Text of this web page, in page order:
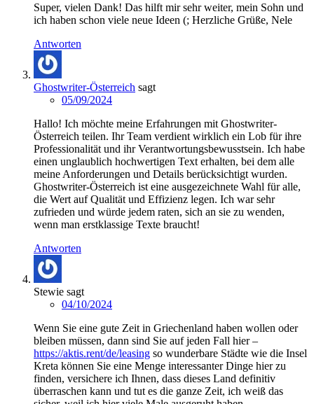
Super, vielen Dank! Das hilft mir sehr weiter, mein Sohn und
ich haben schon viele neue Ideen (; Herzliche Grüße, Nele
Antworten
Ghostwriter-Österreich sagt
05/09/2024
Hallo! Ich möchte meine Erfahrungen mit Ghostwriter-
Österreich teilen. Ihr Team verdient wirklich ein Lob für ihre
Professionalität und ihr Verantwortungsbewusstsein. Ich habe
einen unglaublich hochwertigen Text erhalten, bei dem alle
meine Anforderungen und Details berücksichtigt wurden.
Ghostwriter-Österreich ist eine ausgezeichnete Wahl für alle,
die Wert auf Qualität und Effizienz legen. Ich war sehr
zufrieden und würde jedem raten, sich an sie zu wenden,
wenn man erstklassige Texte braucht!
Antworten
Stewie sagt
04/10/2024
Wenn Sie eine gute Zeit in Griechenland haben wollen oder
bleiben müssen, dann sind Sie auf jeden Fall hier –
https://aktis.rent/de/leasing so wunderbare Städte wie die Insel
Kreta können Sie eine Menge interessanter Dinge hier zu
finden, versichere ich Ihnen, dass dieses Land definitiv
überraschen kann und tut es die ganze Zeit, ich weiß das